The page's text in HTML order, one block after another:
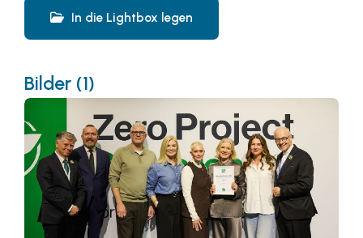
In die Lightbox legen
Bilder (1)